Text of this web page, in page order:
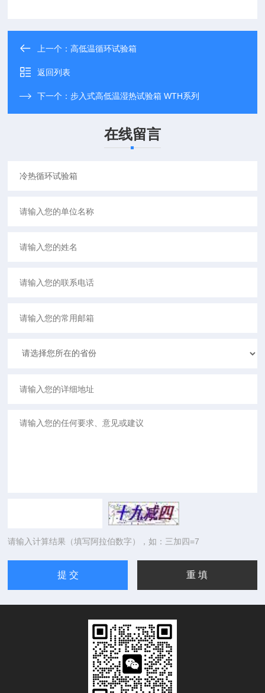
上一个：高低温循环试验箱
返回列表
下一个：步入式高低温湿热试验箱 WTH系列
在线留言
请输入计算结果（填写阿拉伯数字），如：三加四=7